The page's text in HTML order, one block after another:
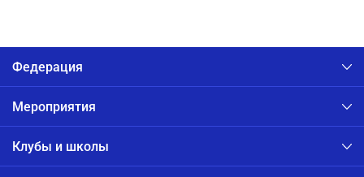
Федерация
Мероприятия
Клубы и школы